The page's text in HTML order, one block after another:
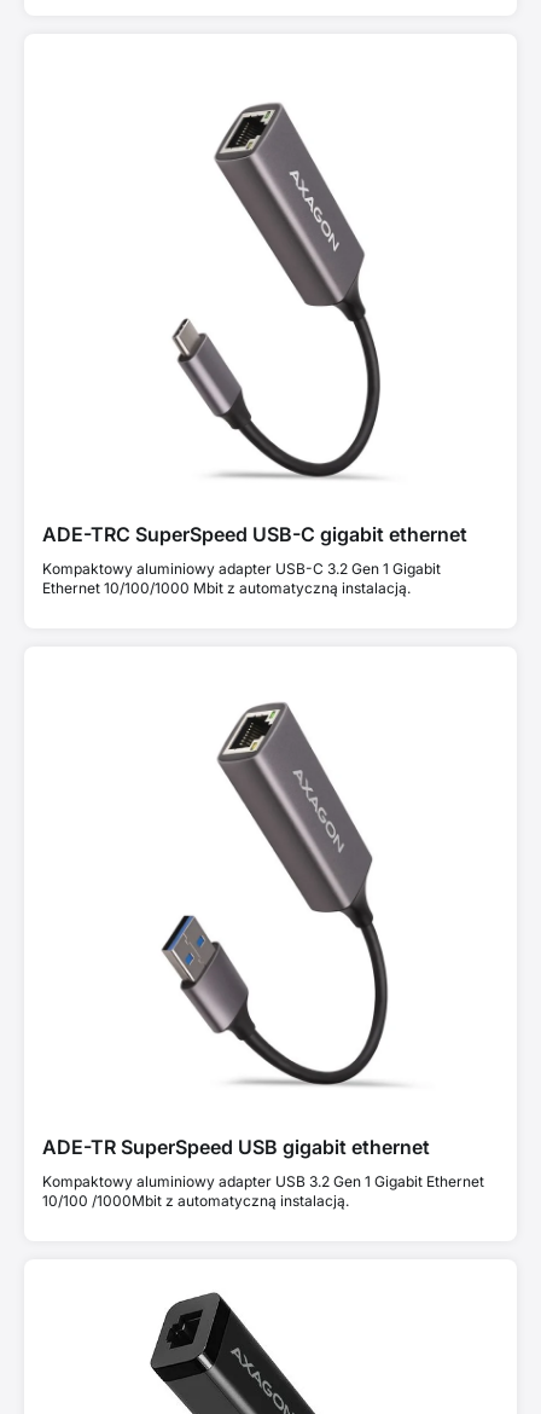
ADE-TRC SuperSpeed USB-C gigabit ethernet
Kompaktowy aluminiowy adapter USB-C 3.2 Gen 1 Gigabit
Ethernet 10/100/1000 Mbit z automatyczną instalacją.
ADE-TR SuperSpeed USB gigabit ethernet
Kompaktowy aluminiowy adapter USB 3.2 Gen 1 Gigabit Ethernet
10/100 /1000Mbit z automatyczną instalacją.